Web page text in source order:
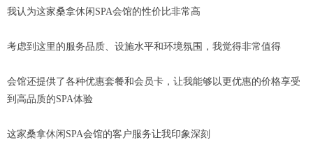
我认为这家桑拿休闲SPA会馆的性价比非常高
考虑到这里的服务品质、设施水平和环境氛围，我觉得非常值得
会馆还提供了各种优惠套餐和会员卡，让我能够以更优惠的价格享受
到高品质的SPA体验
这家桑拿休闲SPA会馆的客户服务让我印象深刻